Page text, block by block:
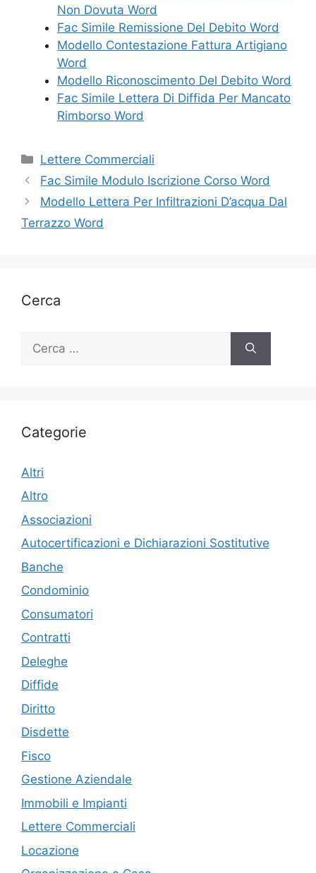
Non Dovuta Word
Fac Simile Remissione Del Debito Word
Modello Contestazione Fattura Artigiano
Word
Modello Riconoscimento Del Debito Word
Fac Simile Lettera Di Diffida Per Mancato
Rimborso Word
Categorie
Lettere Commerciali
Fac Simile Modulo Iscrizione Corso Word
Modello Lettera Per Infiltrazioni D’acqua Dal
Terrazzo Word
Cerca
per:
Categorie
Altri
Altro
Associazioni
Autocertificazioni e Dichiarazioni Sostitutive
Banche
Condominio
Consumatori
Contratti
Deleghe
Diffide
Diritto
Disdette
Fisco
Gestione Aziendale
Immobili e Impianti
Lettere Commerciali
Locazione